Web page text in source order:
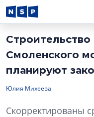
Смоленского
планируют
Юлия Михеева
Скорректированы